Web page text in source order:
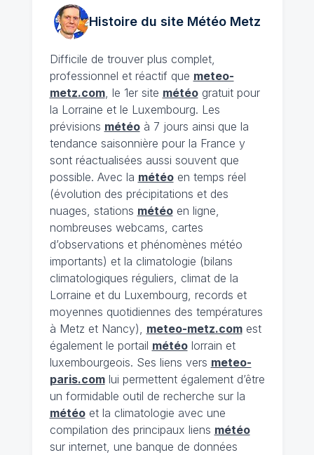
Histoire du site MétéoMetz
Difficile de trouver plus complet,
professionnel et réactif que meteo-
metz.com, le 1er site météogratuit pour
la Lorraine et le Luxembourg. Les
prévisions météoà 7 jours ainsi que la
tendance saisonnière pour la France y
sont réactualisées aussi souvent que
possible. Avec la météoen temps réel
(évolution des précipitations et des
nuages, stations météoen ligne,
nombreuses webcams, cartes
d’observations et phénomènes météo
importants) et la climatologie (bilans
climatologiques réguliers, climat de la
Lorraine et du Luxembourg, records et
moyennes quotidiennes des températures
à Metz et Nancy), meteo-metz.comest
également le portail météolorrain et
luxembourgeois. Ses liens vers meteo-
paris.comlui permettent également d’être
un formidable outil de recherche sur la
météoet la climatologie avec une
compilation des principaux liens météo
sur internet, une banque de données